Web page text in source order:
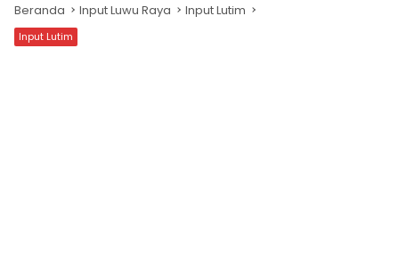
Beranda Input Luwu Raya Input Lutim
Input Lutim